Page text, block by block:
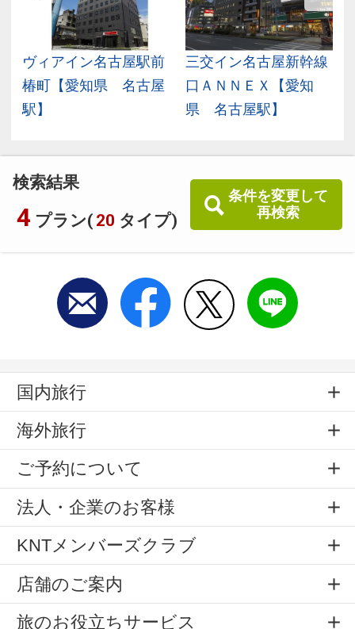
検索結果
4 プラン( 20 タイプ)
条件を変更して
再検索
ヴィアイン名古屋駅前
椿町【愛知県 名古屋
駅】
三交イン名古屋新幹線
口ＡＮＮＥＸ【愛知
県 名古屋駅】
国内旅行
海外旅行
ご予約について
法人・企業のお客様
KNTメンバーズクラブ
店舗のご案内
旅のお役立ちサービス